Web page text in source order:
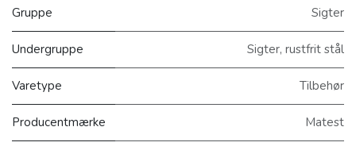
Gruppe Sigter
Undergruppe Sigter, rustfrit stål
Varetype Tilbehør
Producentmærke Matest